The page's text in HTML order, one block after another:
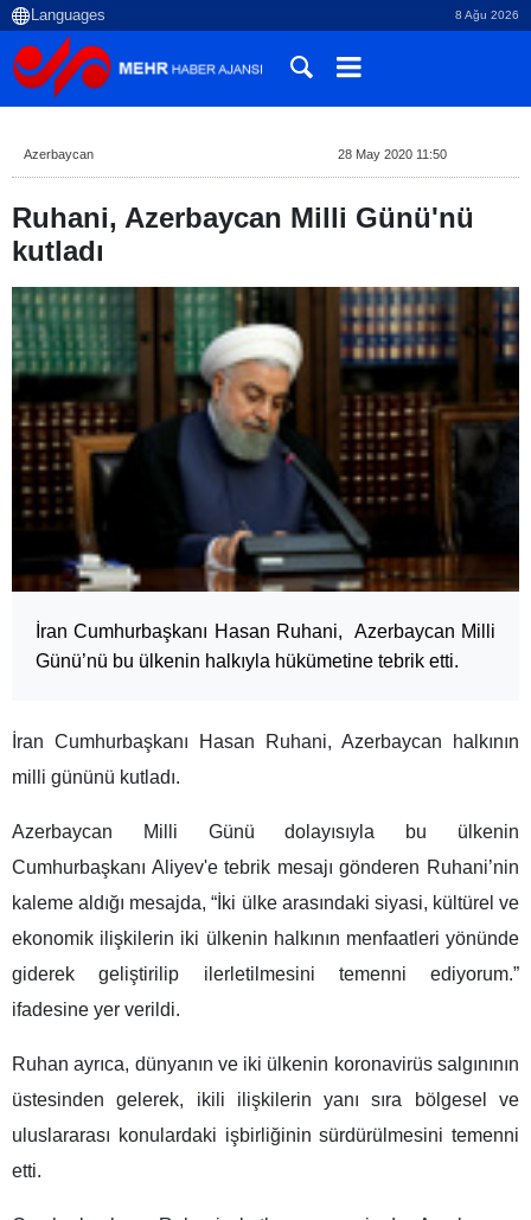
8 Ağu 2026
Azerbaycan 28 May 2020 11:50
Ruhani, Azerbaycan Milli Günü'nü
kutladı
İran Cumhurbaşkanı Hasan Ruhani, Azerbaycan Milli
Günü’nü bu ülkenin halkıyla hükümetine tebrik etti.
İran Cumhurbaşkanı Hasan Ruhani, Azerbaycan halkının
milli gününü kutladı.
Azerbaycan Milli Günü dolayısıyla bu ülkenin
Cumhurbaşkanı Aliyev'e tebrik mesajı gönderen Ruhani’nin
kaleme aldığı mesajda, “İki ülke arasındaki siyasi, kültürel ve
ekonomik ilişkilerin iki ülkenin halkının menfaatleri yönünde
giderek geliştirilip ilerletilmesini temenni ediyorum.”
ifadesine yer verildi.
Ruhan ayrıca, dünyanın ve iki ülkenin koronavirüs salgınının
üstesinden gelerek, ikili ilişkilerin yanı sıra bölgesel ve
uluslararası konulardaki işbirliğinin sürdürülmesini temenni
etti.